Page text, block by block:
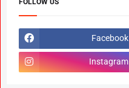
FOLLOW US
Facebook
Instagram